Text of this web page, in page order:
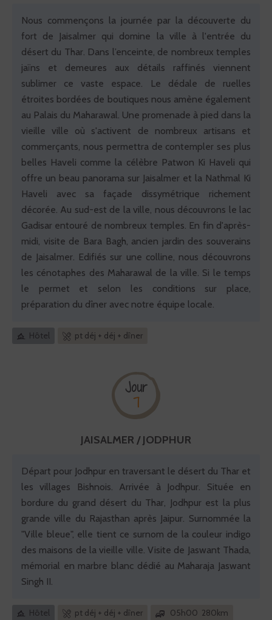
Nous commençons la journée par la découverte du
fort de Jaisalmer qui domine la ville à l'entrée du
désert du Thar. Dans l’enceinte, de nombreux temples
jaïns et demeures aux détails raffinés viennent
sublimer ce vaste espace. Le dédale de ruelles
étroites bordées de boutiques nous amène également
au Palais du Maharawal. Une promenade à pied dans la
vieille ville où s'activent de nombreux artisans et
commerçants, nous permettra de contempler ses plus
belles Haveli comme la célèbre Patwon Ki Haveli qui
offre un beau panorama sur Jaisalmer et la Nathmal Ki
Haveli avec sa façade dissymétrique richement
décorée. Au sud-est de la ville, nous découvrons le lac
Gadisar entouré de nombreux temples. En fin d'après-
midi, visite de Bara Bagh, ancien jardin des souverains
de Jaisalmer. Edifiés sur une colline, nous découvrons
les cénotaphes des Maharawal de la ville. Si le temps
le permet et selon les conditions sur place,
préparation du dîner avec notre équipe locale.
Hôtel pt déj + déj + dîner
Jour
7
JAISALMER / JODPHUR
Départ pour Jodhpur en traversant le désert du Thar et
les villages Bishnois. Arrivée à Jodhpur. Située en
bordure du grand désert du Thar, Jodhpur est la plus
grande ville du Rajasthan après Jaipur. Surnommée la
"Ville bleue", elle tient ce surnom de la couleur indigo
des maisons de la vieille ville. Visite de Jaswant Thada,
mémorial en marbre blanc dédié au Maharaja Jaswant
Singh II.
Hôtel pt déj + déj + dîner 05h00 280km